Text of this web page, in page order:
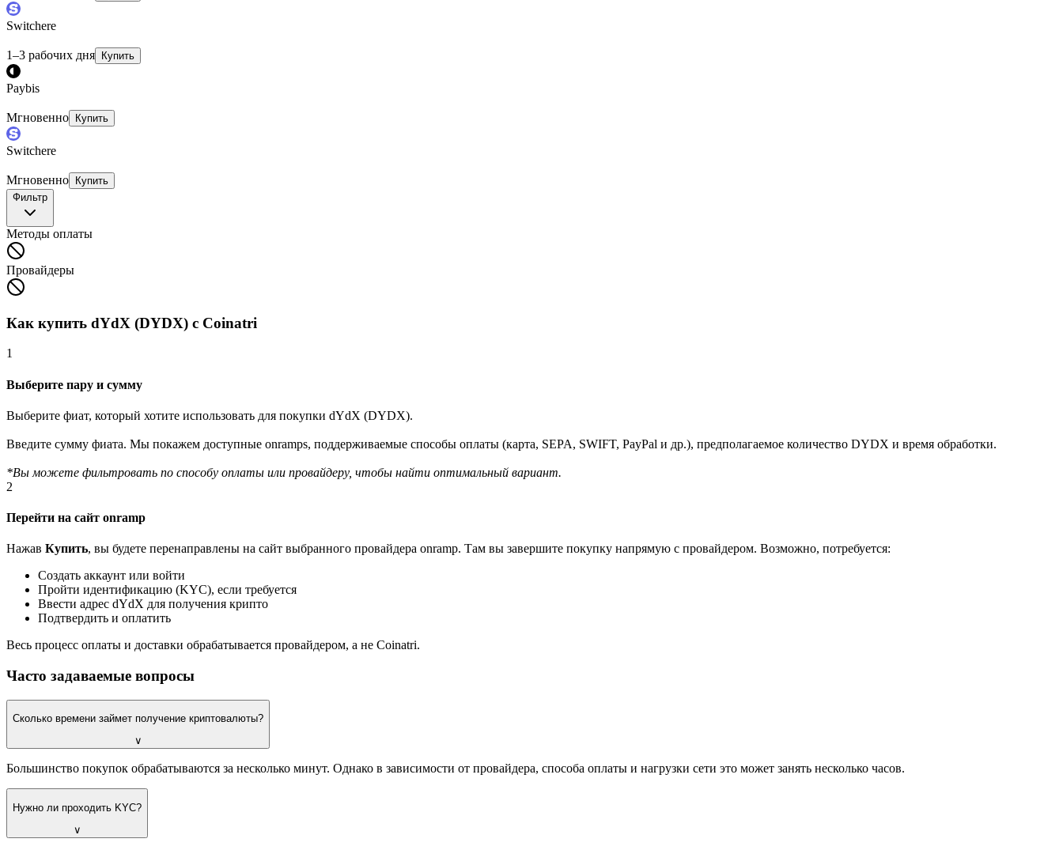
Switchere
1–3 рабочих дня Купить
Paybis
Мгновенно Купить
Switchere
Мгновенно
Купить
Фильтр
Методы оплаты
Провайдеры
Как купить dYdX (DYDX) с Coinatri
1
Выберите пару и сумму
Выберите фиат, который хотите использовать для покупки dYdX (DYDX).
Введите сумму фиата. Мы покажем доступные onramps, поддерживаемые способы оплаты (карта, SEPA, SWIFT, PayPal и др.), предполагаемое количество DYDX и время обработки.
*Вы можете фильтровать по способу оплаты или провайдеру, чтобы найти оптимальный вариант.
2
Перейти на сайт onramp
Нажав Купить, вы будете перенаправлены на сайт выбранного провайдера onramp. Там вы завершите покупку напрямую с провайдером. Возможно, потребуется:
Создать аккаунт или войти
Пройти идентификацию (KYC), если требуется
Ввести адрес dYdX для получения крипто
Подтвердить и оплатить
Весь процесс оплаты и доставки обрабатывается провайдером, а не Coinatri.
Часто задаваемые вопросы
Сколько времени займет получение криптовалюты?
∨
Большинство покупок обрабатываются за несколько минут. Однако в зависимости от провайдера, способа оплаты и нагрузки сети это может занять несколько часов.
Нужно ли проходить KYC?
∨